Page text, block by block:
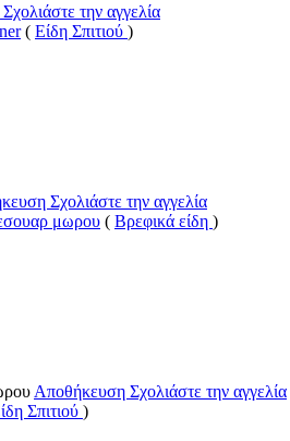
Σχολιάστε την αγγελία
( Είδη Σπιτιού )
Σχολιάστε την αγγελία
μωρου ( Βρεφικά είδη )
Αποθήκευση Σχολιάστε την αγγελία
Σπιτιού )